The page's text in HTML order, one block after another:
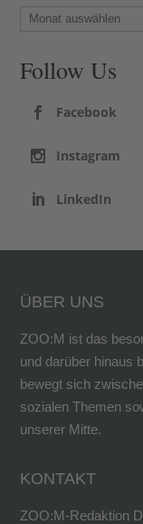
Follow Us
Facebook
Instagram
LinkedIn
ÜBER UNS
ZOO:M ist das
und darüber hinaus
bewegt sich
sozialen Themen
unserer Mitte.
KONTAKT
ZOO:M-Redaktion